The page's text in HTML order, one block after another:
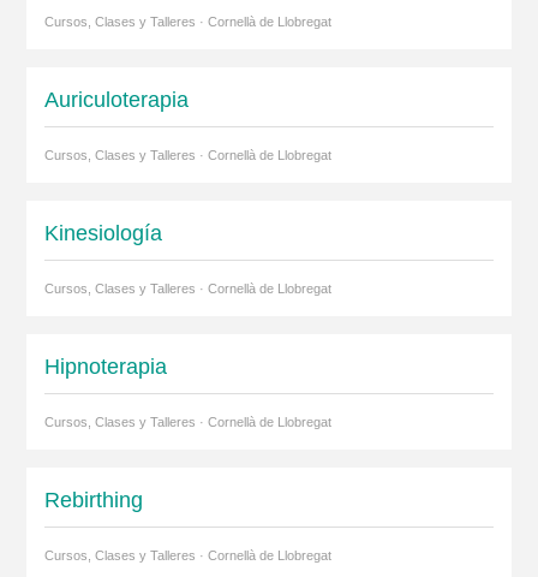
Cursos, Clases y Talleres · Cornellà de Llobregat
Auriculoterapia
Cursos, Clases y Talleres · Cornellà de Llobregat
Kinesiología
Cursos, Clases y Talleres · Cornellà de Llobregat
Hipnoterapia
Cursos, Clases y Talleres · Cornellà de Llobregat
Rebirthing
Cursos, Clases y Talleres · Cornellà de Llobregat